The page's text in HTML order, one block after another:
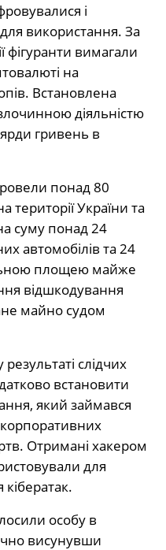
і
використання. За
вимагали
на
Встановлена
діяльністю
гривень в
понад 80
території України та
суму понад 24
автомобілів та 24
площею майже
відшкодування
майно судом
слідчих
встановити
який займався
Отримані хакером
для
особу в
висунувши